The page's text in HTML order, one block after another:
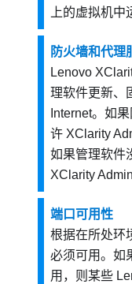
上的虚拟机中
防火墙和代理
Lenovo
理软件更新、
Internet。如
许 XClarity
如果管理软件
XClarity
端口可用性
根据在所处环
必须可用。如
用，则某些